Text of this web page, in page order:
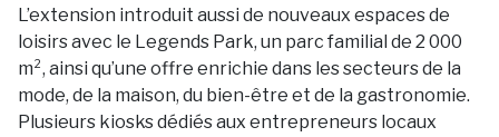
L’extension introduit aussi de nouveaux espaces de
loisirs avec le Legends Park, un parc familial de 2 000
m², ainsi qu’une offre enrichie dans les secteurs de la
mode, de la maison, du bien-être et de la gastronomie.
Plusieurs kiosks dédiés aux entrepreneurs locaux